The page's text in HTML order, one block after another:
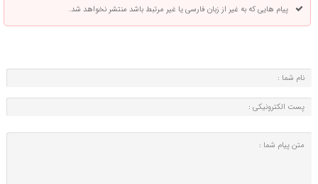
پیام هایی که به غیر از زبان فارسی یا غیر مرتبط باشد منتشر نخواهد شد.